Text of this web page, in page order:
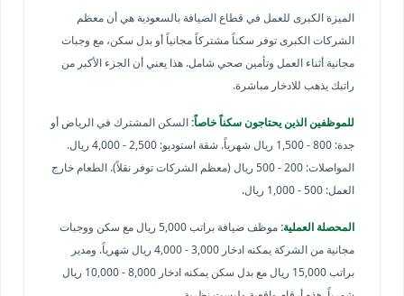
الميزة الكبرى للعمل في قطاع الضيافة بالسعودية هي أن معظم
الشركات الكبرى توفر سكناً مشتركاً مجانياً أو بدل سكن، مع وجبات
مجانية أثناء العمل وتأمين صحي شامل. هذا يعني أن الجزء الأكبر من
راتبك يذهب للادخار مباشرة.
للموظفين الذين يحتاجون سكناً خاصاً:السكن المشترك في الرياض أو
جدة: 800 - 1,500 ريال شهرياً. شقة استوديو: 2,500 - 4,000 ريال.
المواصلات: 200 - 500 ريال (معظم الشركات توفر نقلاً). الطعام خارج
العمل: 500 - 1,000 ريال.
المحصلة العملية:
موظف ضيافة براتب 5,000 ريال مع سكن ووجبات
مجانية من الشركة يمكنه ادخار 3,000 - 4,000 ريال شهرياً. ومدير
براتب 15,000 ريال مع بدل سكن يمكنه ادخار 8,000 - 10,000 ريال